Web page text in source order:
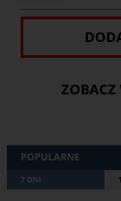
ZOBACZ
POPULARNE
7 DNI